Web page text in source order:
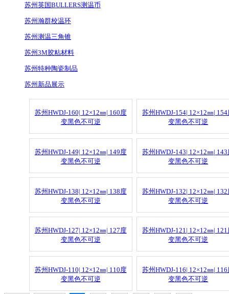
苏州英国BULLERS测温币
苏州瀚群校温环
苏州测温三角锥
苏州3M胶粘材料
苏州特种陶瓷制品
苏州新品展示
苏州HWDJ-160| 12×12㎜| 160度
变黑色不可逆
苏州HWDJ-154| 12×12㎜|
变黑色不可逆
苏州HWDJ-149| 12×12㎜| 149度
变黑色不可逆
苏州HWDJ-143| 12×12㎜|
变黑色不可逆
苏州HWDJ-138| 12×12㎜| 138度
变黑色不可逆
苏州HWDJ-132| 12×12㎜|
变黑色不可逆
苏州HWDJ-127| 12×12㎜| 127度
变黑色不可逆
苏州HWDJ-121| 12×12㎜|
变黑色不可逆
苏州HWDJ-110| 12×12㎜| 110度
变黑色不可逆
苏州HWDJ-116| 12×12㎜|
变黑色不可逆